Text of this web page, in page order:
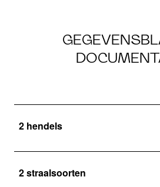
2 hendels
2 straalsoorten